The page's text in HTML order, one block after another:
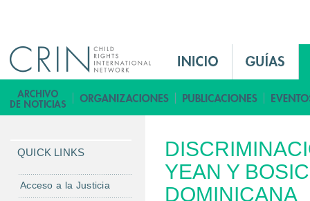
i
n
e
n
u
B
i
YEAN Y
DOMINICANA
QUICK LINKS
Acceso a la Justicia